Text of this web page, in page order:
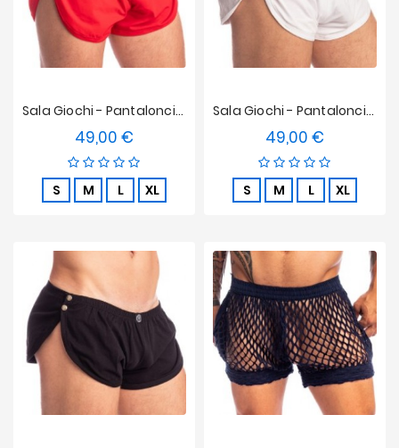
Sala Giochi - Pantaloncini Da Spogliarello L'homme Invisible - Rosso
49,00 €
S M L XL
Sala Giochi - Pantaloncini Spogliarello - Bianchi
49,00 €
S M L XL